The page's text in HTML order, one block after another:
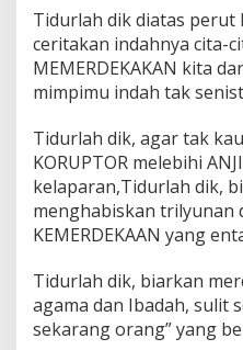
e
m
a
n
g
t
a
T
a
k
P
r
n
a
Tidurlah dik diatas perut
ceritakan indahnya cita-
MEMERDEKAKAN kita
mimpimu indah tak
Tidurlah dik, agar tak
KORUPTOR melebihi
kelaparan,Tidurlah dik,
menghabiskan trilyunan
KEMERDEKAAN yang
Tidurlah dik, biarkan
agama dan Ibadah, sulit
sekarang orang” yang